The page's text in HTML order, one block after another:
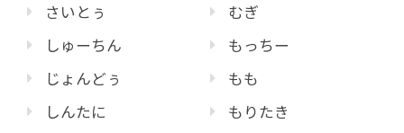
さいとぅ
しゅーちん
じょんどぅ
しんたに
むぎ
もっちー
もも
もりたき